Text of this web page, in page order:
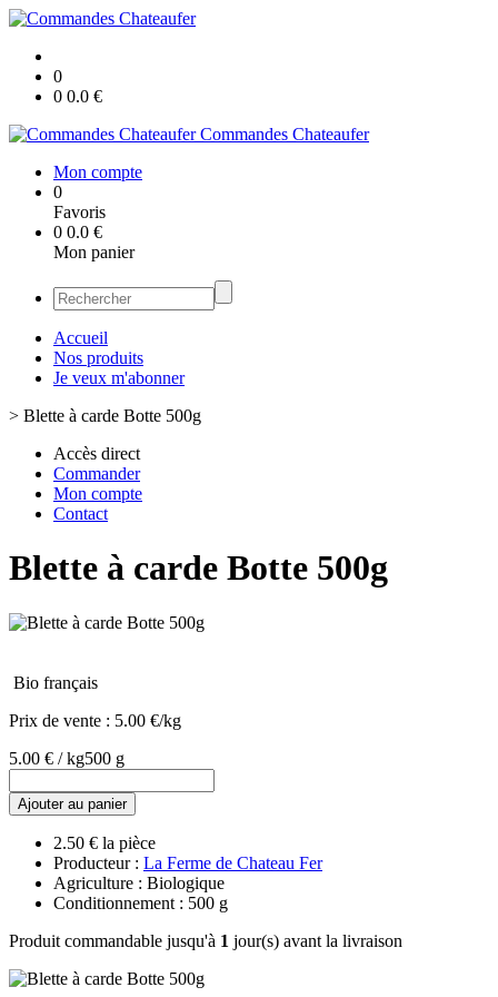
0
0 0.0 €
Commandes Chateaufer
Mon compte
0
Favoris
0 0.0 €
Mon panier
Accueil
Nos produits
Je veux m'abonner
> Blette à carde Botte 500g
Accès direct
Commander
Mon compte
Contact
Blette à carde Botte 500g
Bio français
Prix de vente : 5.00 €/kg
5.00 € / kg500 g
Ajouter au panier
2.50 € la pièce
Producteur : La Ferme de Chateau Fer
Agriculture : Biologique
Conditionnement : 500 g
Produit commandable jusqu'à 1 jour(s) avant la livraison